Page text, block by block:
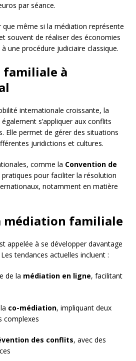
par séance.
même si la médiation représente
souvent de réaliser des économies
une procédure judiciaire classique.
familiale à
internationale croissante, la
s’appliquer aux conflits
Elle permet de gérer des situations
juridictions et cultures.
comme la Convention de
pratiques pour faciliter la résolution
notamment en matière
médiation familiale
appelée à se développer davantage
tendances actuelles incluent :
de la médiation en ligne, facilitant
co-médiation, impliquant deux
complexes
des conflits, avec des